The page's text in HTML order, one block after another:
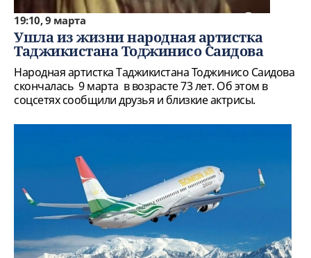
19:10, 9 марта
Ушла из жизни народная артистка
Таджикистана Тоджинисо Саидова
Народная артистка Таджикистана Тоджинисо Саидова
скончалась 9 марта в возрасте 73 лет. Об этом в
соцсетях сообщили друзья и близкие актрисы.